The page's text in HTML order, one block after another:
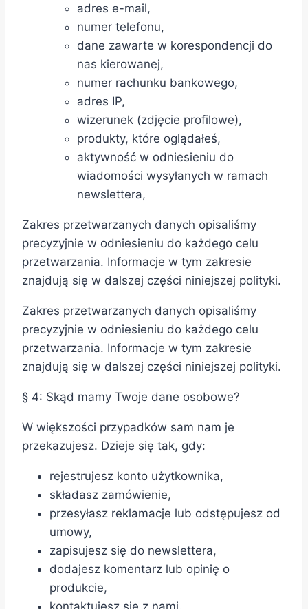
adres e-mail,
numer telefonu,
dane zawarte w korespondencji do
nas kierowanej,
numer rachunku bankowego,
adres IP,
wizerunek (zdjęcie profilowe),
produkty, które oglądałeś,
aktywność w odniesieniu do
wiadomości wysyłanych w ramach
newslettera,
Zakres przetwarzanych danych opisaliśmy
precyzyjnie w odniesieniu do każdego celu
przetwarzania. Informacje w tym zakresie
znajdują się w dalszej części niniejszej polityki.
Zakres przetwarzanych danych opisaliśmy
precyzyjnie w odniesieniu do każdego celu
przetwarzania. Informacje w tym zakresie
znajdują się w dalszej części niniejszej polityki.
§ 4: Skąd mamy Twoje dane osobowe?
W większości przypadków sam nam je
przekazujesz. Dzieje się tak, gdy:
rejestrujesz konto użytkownika,
składasz zamówienie,
przesyłasz reklamacje lub odstępujesz od
umowy,
zapisujesz się do newslettera,
dodajesz komentarz lub opinię o
produkcie,
kontaktujesz się z nami.